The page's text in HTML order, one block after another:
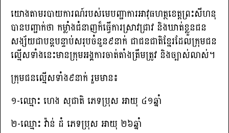
យោងតាមរបាយការណ៍របស់មេបញ្ជាការអាវុធហត្ថខេត្តព្រះសីហនុ
បានបញ្ជាក់ថា កម្លាំងជំនាញក៏ធ្វើការស្រាវជ្រាវ និងឃាត់ខ្លួនជន
សង្ស័យជាបន្ដបន្ទាប់សរុបចំនួន៩នាក់ ជាជនជាតិខ្មែរដែលក្រុមជន
ល្មើសទាំងនេះមានក្រុមអង្គការចាត់តាំងត្រឹមត្រូវ និងច្បាស់លាស់។
ក្រុមជនល្មើសទាំង៩នាក់ រួមមាន៖
១-ឈ្មោះ ហេង សុជាតិ ភេទប្រុស អាយុ ៤១ឆ្នាំ
២-ឈ្មោះ វ៉ាន់ ដំ ភេទប្រុស អាយុ ២៦ឆ្នាំ